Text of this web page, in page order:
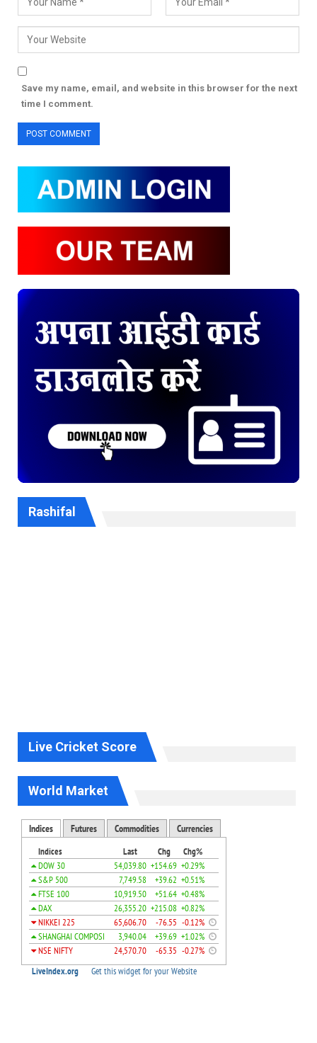
Save my name, email, and website in this browser for the next
time I comment.
Rashifal
Live Cricket Score
World Market